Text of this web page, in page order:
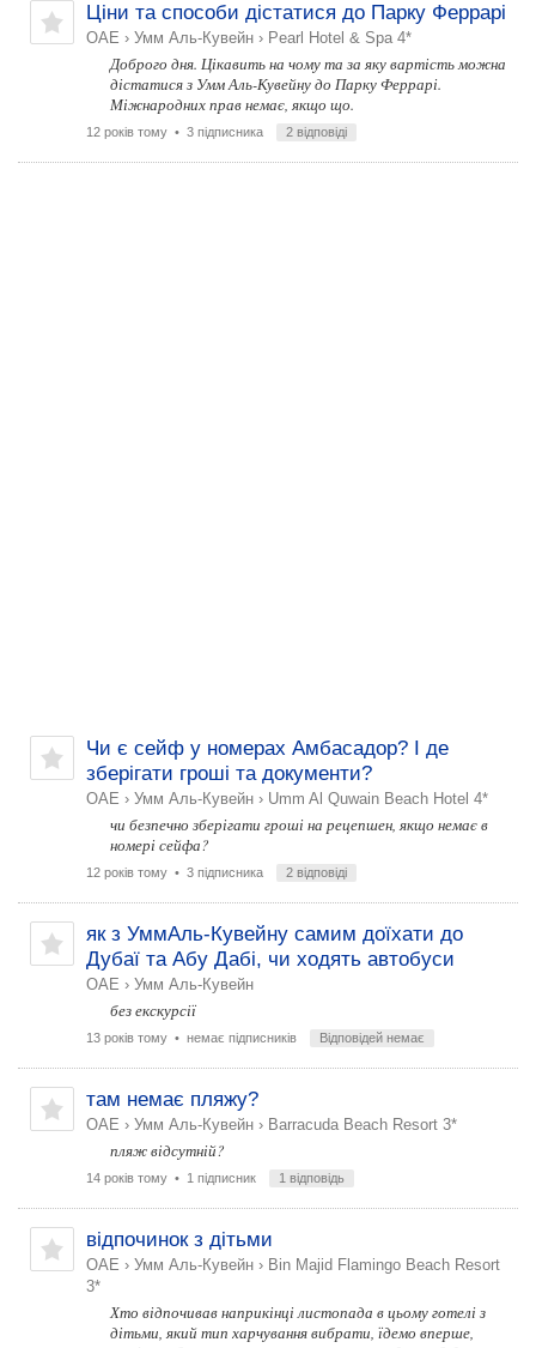
Ціни та способи дістатися до Парку Феррарі
ОАЕ › Умм Аль-Кувейн › Pearl Hotel & Spa 4*
Доброго дня. Цікавить на чому та за яку вартість можна
дістатися з Умм Аль-Кувейну до Парку Феррарі.
Міжнародних прав немає, якщо що.
12 років тому • 3 підписника 2 відповіді
Чи є сейф у номерах Амбасадор? І де
зберігати гроші та документи?
ОАЕ › Умм Аль-Кувейн › Umm Al Quwain Beach Hotel 4*
чи безпечно зберігати гроші на рецепшен, якщо немає в
номері сейфа?
12 років тому • 3 підписника 2 відповіді
як з УммАль-Кувейну самим доїхати до
Дубаї та Абу Дабі, чи ходять автобуси
ОАЕ › Умм Аль-Кувейн
без екскурсії
13 років тому • немає підписників Відповідей немає
там немає пляжу?
ОАЕ › Умм Аль-Кувейн › Barracuda Beach Resort 3*
пляж відсутній?
14 років тому • 1 підписник 1 відповідь
відпочинок з дітьми
ОАЕ › Умм Аль-Кувейн › Bin Majid Flamingo Beach Resort
3*
Хто відпочивав наприкінці листопада в цьому готелі з
дітьми, який тип харчування вибрати, їдемо вперше,